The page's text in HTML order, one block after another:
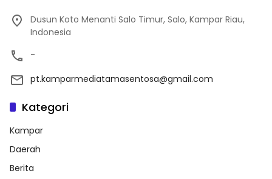
Dusun Koto Menanti Salo Timur, Salo, Kampar Riau,
Indonesia
-
pt.kamparmediatamasentosa@gmail.com
Kategori
Kampar
Daerah
Berita